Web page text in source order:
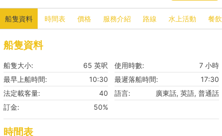
船隻資料 時間表 價格 服務介紹 路線 水上活動 餐飲
船隻資料
船隻大小: 65 英呎 使用時數:
7 小時
最早上船時間:
10:30 最遲落船時間:
17:30
法定載客量:
40 語言:
廣東話, 英語, 普通話
訂金:
50%
時間表